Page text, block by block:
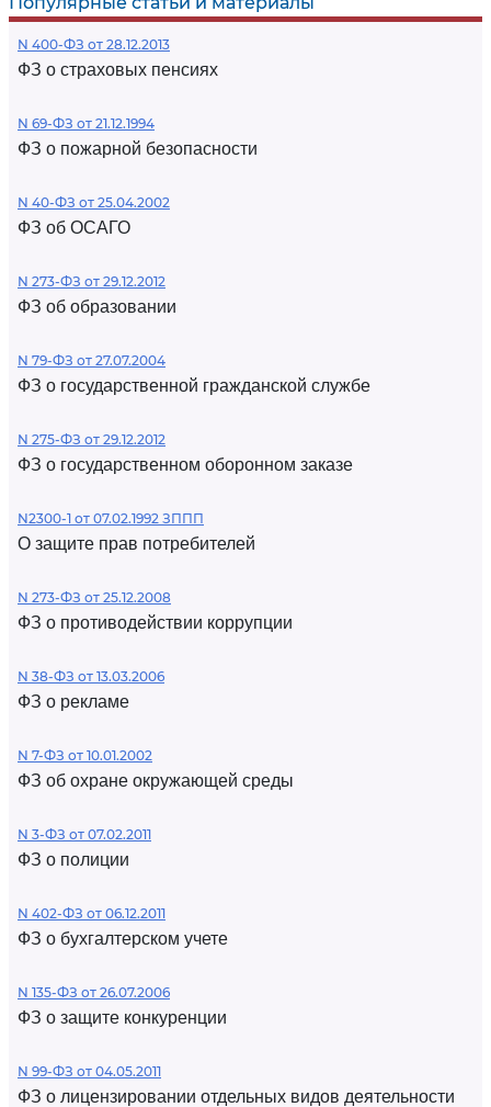
N 400-ФЗ от 28.12.2013
ФЗ о страховых пенсиях
N 69-ФЗ от 21.12.1994
ФЗ о пожарной безопасности
N 40-ФЗ от 25.04.2002
ФЗ об ОСАГО
N 273-ФЗ от 29.12.2012
ФЗ об образовании
N 79-ФЗ от 27.07.2004
ФЗ о государственной гражданской службе
N 275-ФЗ от 29.12.2012
ФЗ о государственном оборонном заказе
N2300-1 от 07.02.1992 ЗППП
О защите прав потребителей
N 273-ФЗ от 25.12.2008
ФЗ о противодействии коррупции
N 38-ФЗ от 13.03.2006
ФЗ о рекламе
N 7-ФЗ от 10.01.2002
ФЗ об охране окружающей среды
N 3-ФЗ от 07.02.2011
ФЗ о полиции
N 402-ФЗ от 06.12.2011
ФЗ о бухгалтерском учете
N 135-ФЗ от 26.07.2006
ФЗ о защите конкуренции
N 99-ФЗ от 04.05.2011
ФЗ о лицензировании отдельных видов деятельности